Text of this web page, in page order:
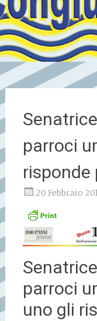
parroci
risponde
20 Febbraio
parroci
uno gli